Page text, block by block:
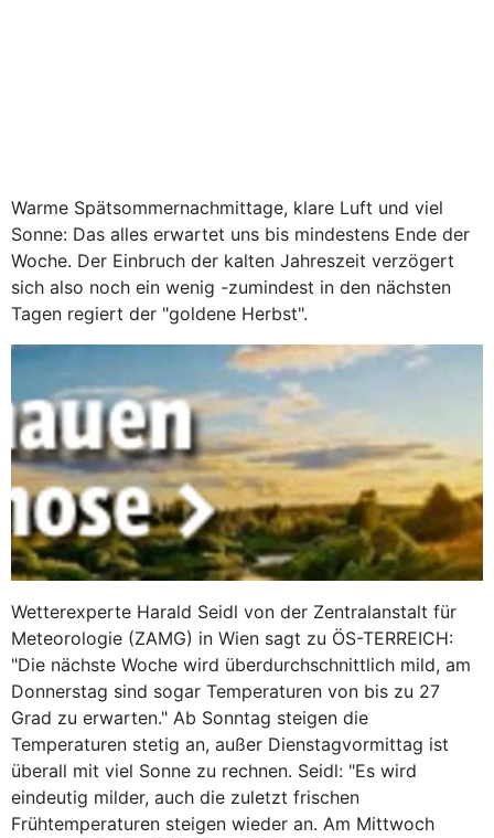
Warme Spätsommernachmittage, klare Luft und viel
Sonne: Das alles erwartet uns bis mindestens Ende der
Woche. Der Einbruch der kalten Jahreszeit verzögert
sich also noch ein wenig -zumindest in den nächsten
Tagen regiert der "goldene Herbst".
Wetterexperte Harald Seidl von der Zentralanstalt für
Meteorologie (ZAMG) in Wien sagt zu ÖS-TERREICH:
"Die nächste Woche wird überdurchschnittlich mild, am
Donnerstag sind sogar Temperaturen von bis zu 27
Grad zu erwarten." Ab Sonntag steigen die
Temperaturen stetig an, außer Dienstagvormittag ist
überall mit viel Sonne zu rechnen. Seidl: "Es wird
eindeutig milder, auch die zuletzt frischen
Frühtemperaturen steigen wieder an. Am Mittwoch